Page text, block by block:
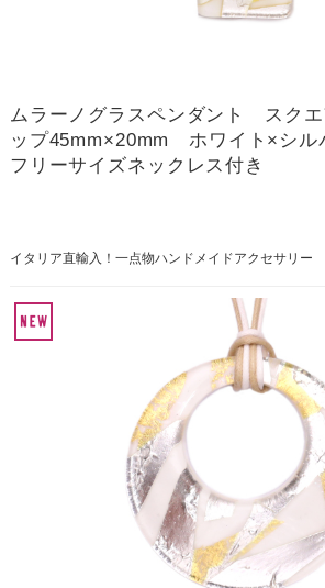
ムラーノグラスペンダント スクエ
ップ45mm×20mm ホワイト×シ
フリーサイズネックレス付き
イタリア直輸入！一点物ハンドメイドアクセサリー